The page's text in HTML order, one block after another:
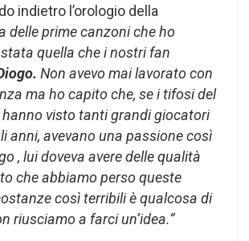
indietro l’orologio della
delle prime canzoni che ho
quella che i nostri fan
Non avevo mai lavorato con
ma ho capito che, se i tifosi del
hanno visto tanti grandi giocatori
anni, avevano una passione così
, lui doveva avere delle qualità
che abbiamo perso queste
così terribili è qualcosa di
riusciamo a farci un’idea.”